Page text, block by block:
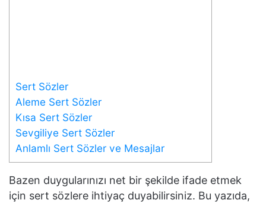
Sert Sözler
Aleme Sert Sözler
Kısa Sert Sözler
Sevgiliye Sert Sözler
Anlamlı Sert Sözler ve Mesajlar
Bazen duygularınızı net bir şekilde ifade etmek
için sert sözlere ihtiyaç duyabilirsiniz. Bu yazıda,